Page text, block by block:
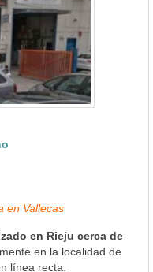
en Vallecas
en Rieju cerca de
en la localidad de
línea recta.